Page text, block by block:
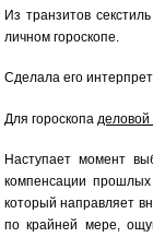
Из транзитов
личном гороскопе.
Сделала его
Для гороскопа
Наступает момент
компенсации
который направляет
по крайней мере,